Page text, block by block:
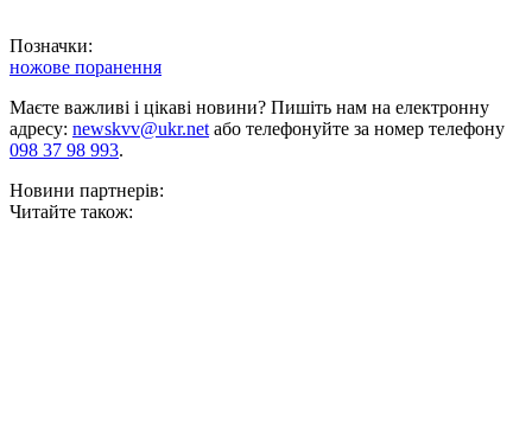
Позначки:
ножове поранення
Маєте важливі і цікаві новини? Пишіть нам на електронну
адресу: newskvv@ukr.netабо телефонуйте за номер телефону
098 37 98 993.
Новини партнерів:
Читайте також: